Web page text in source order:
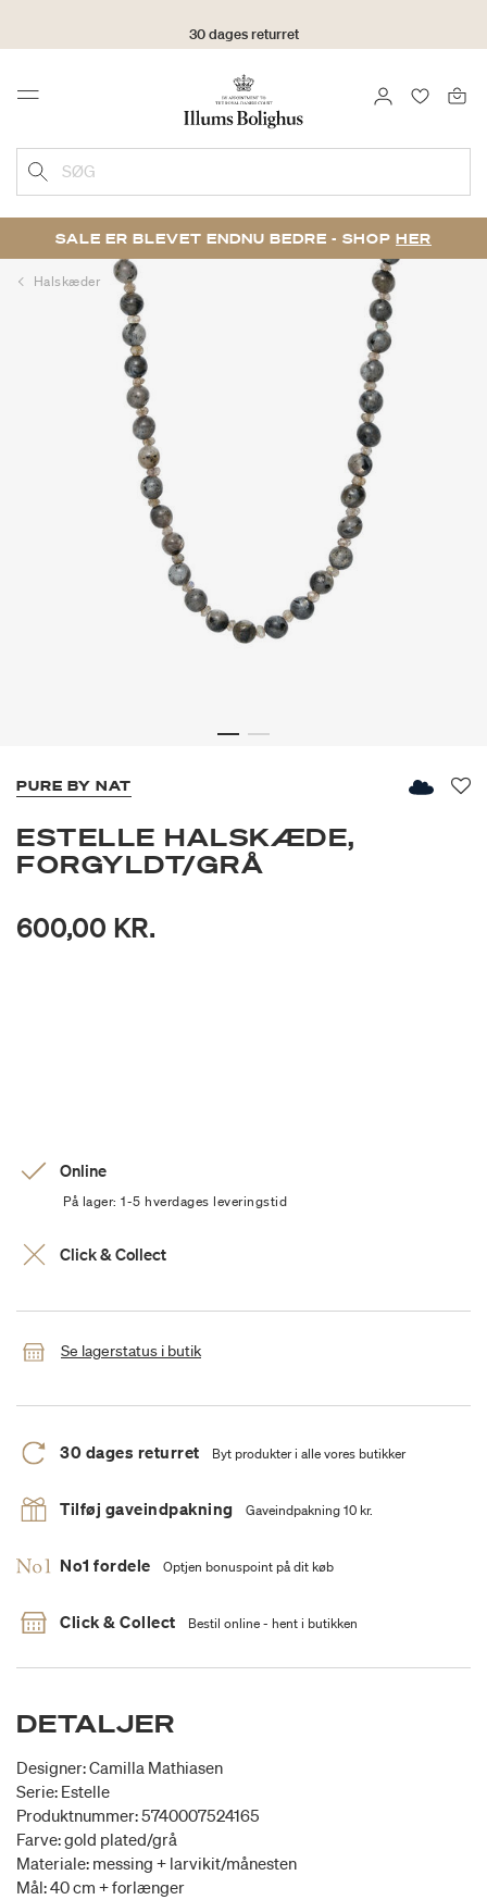
Menu LOG IND
SØG
SALE ER BLEVET ENDNU BEDRE - SHOP HER
Halskæder
PURE BY NAT
ESTELLE HALSKÆDE,
FORGYLDT/GRÅ
600,00 KR.
Online
På lager: 1-5 hverdages leveringstid
Click & Collect
Se lagerstatus i butik
30 dages returret Byt produkter i alle vores butikker
Tilføj gaveindpakning Gaveindpakning 10 kr.
No1 fordele Optjen bonuspoint på dit køb
Click & Collect Bestil online - hent i butikken
DETALJER
Designer: Camilla Mathiasen
Serie: Estelle
Produktnummer: 5740007524165
Farve: gold plated/grå
Materiale: messing + larvikit/månesten
Mål: 40 cm + forlænger